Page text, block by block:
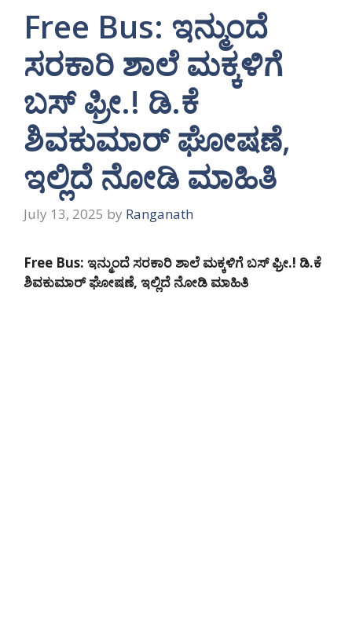
Free Bus: ಇನ್ಮುಂದೆ
ಸರಕಾರಿ ಶಾಲೆ ಮಕ್ಕಳಿಗೆ
ಬಸ್ ಫ್ರೀ.! ಡಿ.ಕೆ
ಶಿವಕುಮಾರ್ ಘೋಷಣೆ,
ಇಲ್ಲಿದೆ ನೋಡಿ ಮಾಹಿತಿ
July 13, 2025 by Ranganath
Free Bus: ಇನ್ಮುಂದೆ ಸರಕಾರಿ ಶಾಲೆ ಮಕ್ಕಳಿಗೆ ಬಸ್ ಫ್ರೀ.! ಡಿ.ಕೆ
ಶಿವಕುಮಾರ್ ಘೋಷಣೆ, ಇಲ್ಲಿದೆ ನೋಡಿ ಮಾಹಿತಿ